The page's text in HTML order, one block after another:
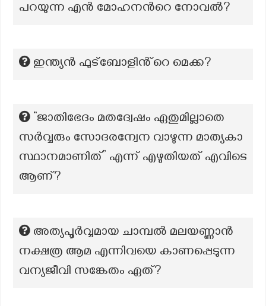
പറയുന്ന എൻ മോഹനന്‍റെ നോവൽ?
ഇന്ത്യൻ ഫുട്‌ബോളിൻ്റെ മെക്ക?
“ജാതിഭേദം മതദ്വേഷം ഏതുമില്ലാതെ
സർവ്വരും സോദരന്വേന വാഴുന്ന മാത്യകാ
സ്ഥാനമാണിത്” എന്ന് എഴുതിയത് എവിടെ
ആണ്?
അത്യപൂർവ്വമായ ചാമ്പൽ മലയണ്ണാൻ
നക്ഷത്ര ആമ എന്നിവയെ കാണപ്പെടുന്ന
വന്യജീവി സങ്കേതം ഏത്?